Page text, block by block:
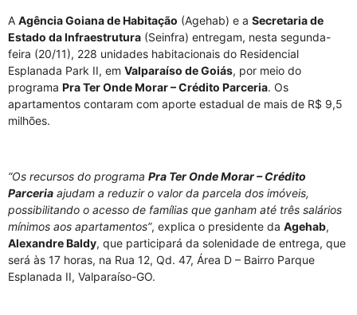
A Agência Goiana de Habitação (Agehab) e a Secretaria de
Estado da Infraestrutura (Seinfra) entregam, nesta segunda-
feira (20/11), 228 unidades habitacionais do Residencial
Esplanada Park II, em Valparaíso de Goiás, por meio do
programa Pra Ter Onde Morar – Crédito Parceria. Os
apartamentos contaram com aporte estadual de mais de R$ 9,5
milhões.
“Os recursos do programa Pra Ter Onde Morar – Crédito
Parceria ajudam a reduzir o valor da parcela dos imóveis,
possibilitando o acesso de famílias que ganham até três salários
mínimos aos apartamentos”, explica o presidente da Agehab,
Alexandre Baldy, que participará da solenidade de entrega, que
será às 17 horas, na Rua 12, Qd. 47, Área D – Bairro Parque
Esplanada II, Valparaíso-GO.